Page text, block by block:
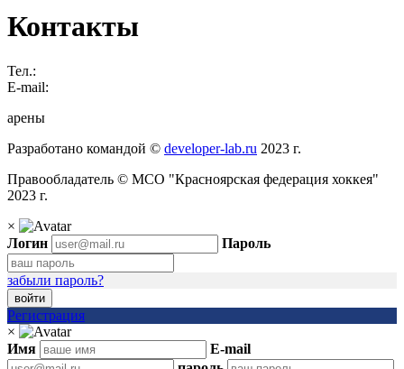
Контакты
Тел.:
E-mail:
арены
Разработано командой © developer-lab.ru 2023 г.
Правообладатель © МСО "Красноярская федерация хоккея"
2023 г.
×
Логин
Пароль
забыли пароль?
войти
Регистрация
×
Имя
E-mail